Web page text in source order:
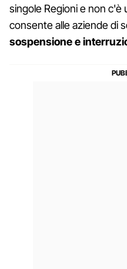
singole Regioni e non c'è
consente alle aziende di
sospensione e